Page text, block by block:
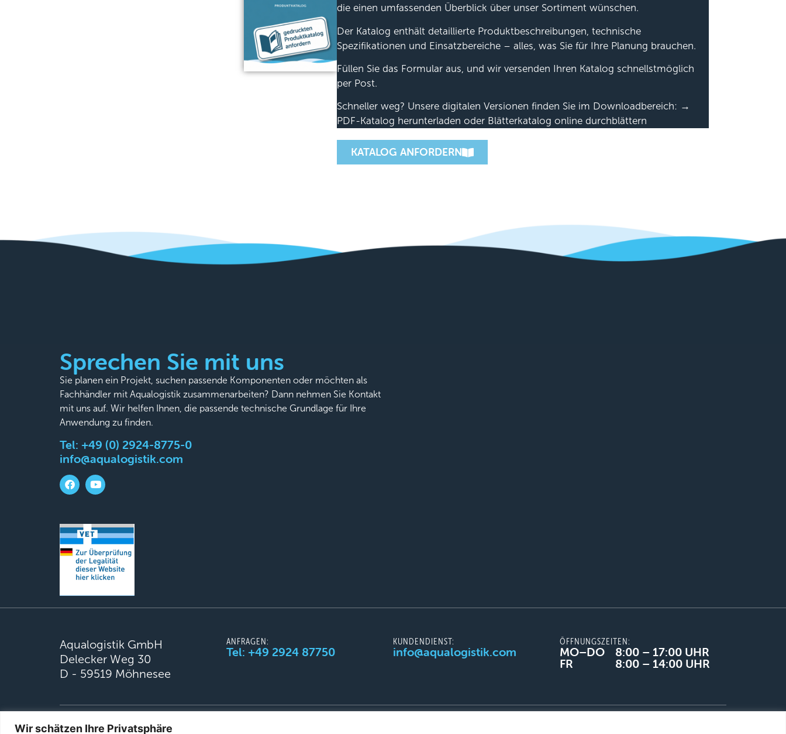
Wir schätzen Ihre Privatsphäre
die einen umfassenden Überblick über unser Sortiment wünschen.
Der Katalog enthält detaillierte Produktbeschreibungen, technische
Spezifikationen und Einsatzbereiche – alles, was Sie für Ihre Planung brauchen.
Füllen Sie das Formular aus, und wir versenden Ihren Katalog schnellstmöglich
per Post.
Schneller weg? Unsere digitalen Versionen finden Sie im Downloadbereich: →
PDF-Katalog herunterladen oder Blätterkatalog online durchblättern
KATALOG ANFORDERN
Sprechen Sie mit uns
Sie planen ein Projekt, suchen passende Komponenten oder möchten als
Fachhändler mit Aqualogistik zusammenarbeiten? Dann nehmen Sie Kontakt
mit uns auf. Wir helfen Ihnen, die passende technische Grundlage für Ihre
Anwendung zu finden.
Tel: +49 (0) 2924-8775-0
info@aqualogistik.com
Aqualogistik GmbH
Delecker Weg 30
D - 59519 Möhnesee
ANFRAGEN:
Tel: +49 2924 87750
KUNDENDIENST:
info@aqualogistik.com
ÖFFNUNGSZEITEN:
MO–DO
8:00 – 17:00 UHR
FR
8:00 – 14:00 UHR
© 2026 Aqualogistik. All rights reserved.